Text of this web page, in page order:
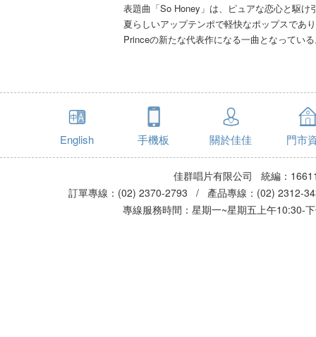
表題曲「So Honey」は、ピュアな恋心と駆
夏らしいアップテンポで軽快なポップスであ
Princeの新たな代表作になる一曲となってい
English 手機板 關於佳佳 門市
佳群唱片有限公司 統編：
訂單專線：(02) 2370-2793 / 產品專線：(02)
專線服務時間：星期一~星期五上午10:30-